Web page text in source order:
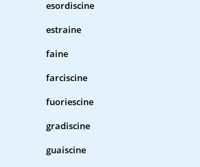
esordiscine
estraine
faine
farciscine
fuoriescine
gradiscine
guaiscine